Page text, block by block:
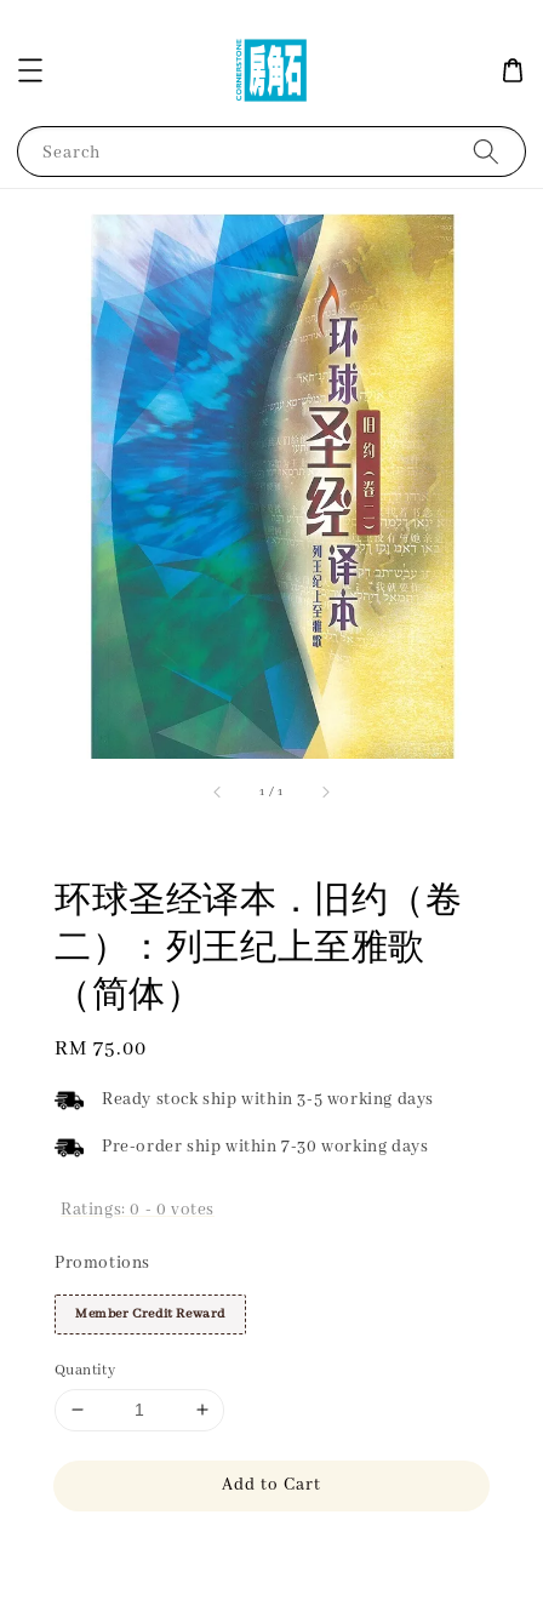
Search
1 /1
环球圣经译本．旧约（卷
二）：列王纪上至雅歌
（简体）
Regular
RM 75.00
Ready stock ship within 3-5 working days
Pre-order ship within 7-30 working days
Ratings:0 - 0 votes
Promotions
Member Credit Reward
Quantity
Add to Cart